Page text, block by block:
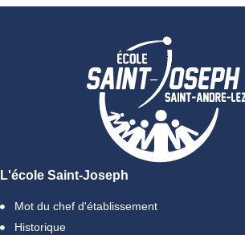
L'école Saint-Joseph
Mot du chef d'établissement
Historique